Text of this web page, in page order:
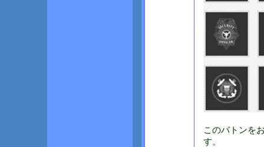
このバトンを
す。